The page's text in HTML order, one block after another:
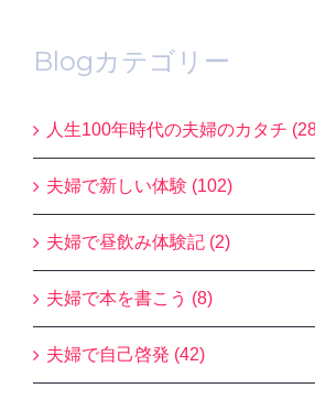
Blogカテゴリー
人生100年時代の夫婦のカタチ
夫婦で新しい体験 (102)
夫婦で昼飲み体験記 (2)
夫婦で本を書こう (8)
夫婦で自己啓発 (42)